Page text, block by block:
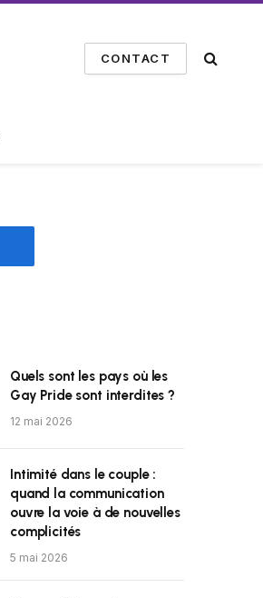
CONTACT
Quels sont les pays où les
Gay Pride sont interdites ?
12 mai 2026
Intimité dans le couple :
quand la communication
ouvre la voie à de nouvelles
complicités
5 mai 2026